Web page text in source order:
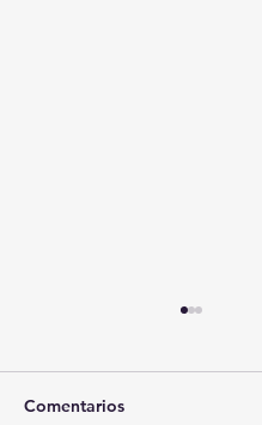
Comentarios